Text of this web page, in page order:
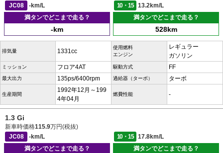
JC08
-km/L 10・15
13.2km/L
満タンでどこまで走る？
-km
満タンでどこまで走る？
528km
排気量 1331cc
使用燃料
エンジン
レギュラー
ガソリン
ミッション フロア4AT 駆動方式 FF
最大出力 135ps/6400rpm 過給器（ターボ） ターボ
生産期間
1992年12月～199
4年04月
燃費性能 -
1.3 Gi
新車時価格115.9万円(税抜)
JC08
-km/L 10・15
17.8km/L
満タンでどこまで走る？
満タンでどこまで走る？